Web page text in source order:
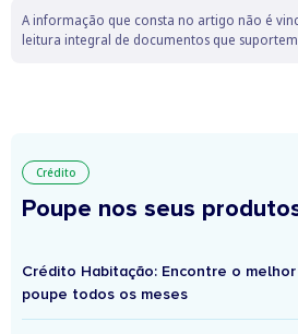
A informação que consta no artigo não é
leitura integral de documentos que
Crédito
Poupe nos seus
Crédito Habitação: Encontre o
poupe todos os meses